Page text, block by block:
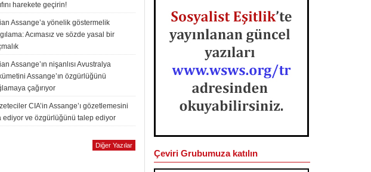
harekete geçirin!
Assange’a yönelik göstermelik
Acımasız ve sözde yasal bir
Assange’ın nişanlısı Avustralya
Assange’ın özgürlüğünü
çağırıyor
CIA’in Assange’ı gözetlemesini
ediyor ve özgürlüğünü talep ediyor
Diğer Yazılar
Çeviri Grubumuza katılın